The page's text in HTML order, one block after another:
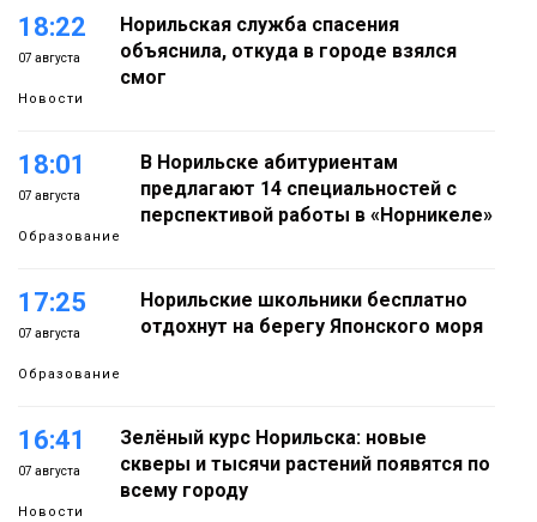
18:22
07 августа
Новости
Норильская служба спасения
объяснила, откуда в городе взялся
смог
18:01
07 августа
Образование
В Норильске абитуриентам
предлагают 14 специальностей с
перспективой работы в «Норникеле»
17:25
07 августа
Образование
Норильские школьники бесплатно
отдохнут на берегу Японского моря
16:41
07 августа
Новости
Зелёный курс Норильска: новые
скверы и тысячи растений появятся по
всему городу